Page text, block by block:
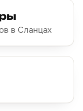
в Сланцах